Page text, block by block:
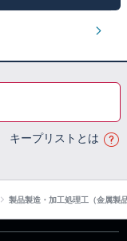
キープリストとは
製品製造・加工処理工（金属製